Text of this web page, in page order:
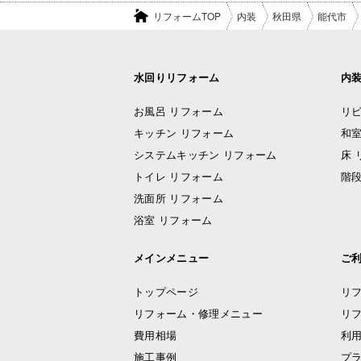
リフォームTOP 内装 秋田県 能代市
水回りリフォーム
お風呂 リフォーム
キッチン リフォーム
システムキッチン リフォーム
トイレ リフォーム
洗面所 リフォーム
浴室 リフォーム
内
リ
和
床
階
メインメニュー
トップページ
リフォーム・修理メニュー
費用相場
施工事例
ご
リ
リ
利
プ